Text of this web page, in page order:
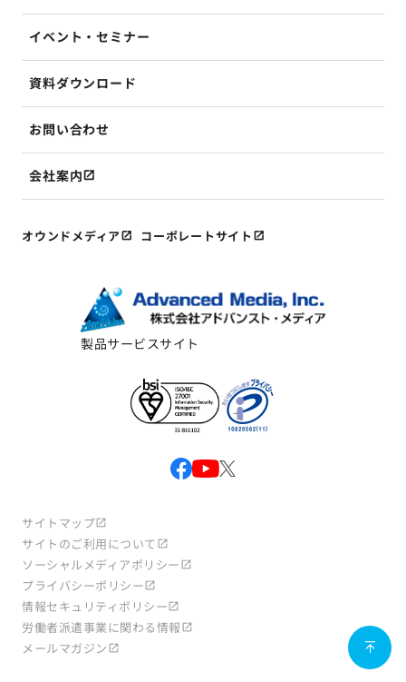
製品サービスサイト
イベント・セミナー
資料ダウンロード
お問い合わせ
会社案内
オウンドメディア コーポレートサイト
サイトマップ
サイトのご利用について
ソーシャルメディアポリシー
プライバシーポリシー
情報セキュリティポリシー
労働者派遣事業に関わる情報
メールマガジン